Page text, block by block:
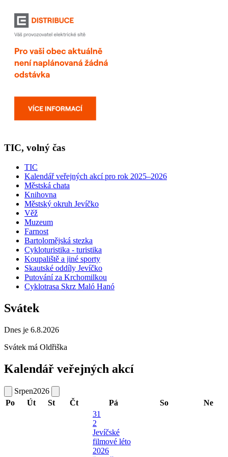
TIC, volný čas
TIC
Kalendář veřejných akcí pro rok 2025–2026
Městská chata
Knihovna
Městský okruh Jevíčko
Věž
Muzeum
Farnost
Bartolomějská stezka
Cykloturistika - turistika
Koupaliště a jiné sporty
Skautské oddíly Jevíčko
Putování za Krchomilkou
Cyklotrasa Skrz Maló Hanó
Svátek
Dnes je 6.8.2026
Svátek má Oldřiška
Kalendář veřejných akcí
Srpen2026
Po
Út St Čt Pá So Ne
31
2
Jevíčské
filmové léto
2026